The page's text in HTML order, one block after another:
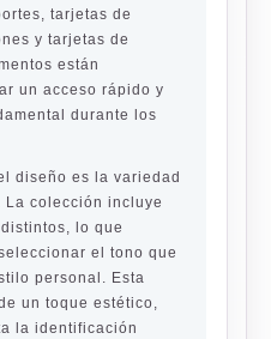
tarjetas de
y tarjetas de
están
un acceso rápido y
durante los
diseño es la variedad
colección incluye
lo que
el tono que
personal. Esta
un toque estético,
la identificación